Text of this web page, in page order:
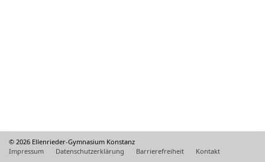
© 2026 Ellenrieder-Gymnasium Konstanz
Impressum
Datenschutzerklärung Barrierefreiheit Kontakt